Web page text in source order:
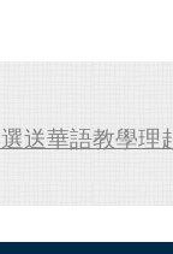
送華語教學